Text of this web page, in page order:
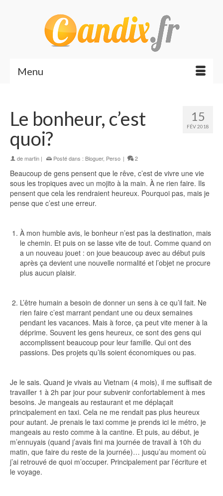
Menu
15
FÉV 2018
Le bonheur, c’est
quoi?
demartin | Posté dans : Bloguer, Perso | 2
Beaucoup de gens pensent que le rêve, c’est de vivre une vie
sous les tropiques avec un mojito à la main. À ne rien faire. Ils
pensent que cela les rendraient heureux. Pourquoi pas, mais je
pense que c’est une erreur.
À mon humble avis, le bonheur n’est pas la destination, mais
le chemin. Et puis on se lasse vite de tout. Comme quand on
a un nouveau jouet : on joue beaucoup avec au début puis
après ça devient une nouvelle normalité et l’objet ne procure
plus aucun plaisir.
L’être humain a besoin de donner un sens à ce qu’il fait. Ne
rien faire c’est marrant pendant une ou deux semaines
pendant les vacances. Mais à force, ça peut vite mener à la
déprime. Souvent les gens heureux, ce sont des gens qui
accomplissent beaucoup pour leur famille. Qui ont des
passions. Des projets qu’ils soient économiques ou pas.
Je le sais. Quand je vivais au Vietnam (4 mois), il me suffisait de
travailler 1 à 2h par jour pour subvenir confortablement à mes
besoins. Je mangeais au restaurant et me déplaçait
principalement en taxi. Cela ne me rendait pas plus heureux
pour autant. Je prenais le taxi comme je prends ici le métro, je
mangeais au resto comme à la cantine. Et puis, au début, je
m’ennuyais (quand j’avais fini ma journée de travail à 10h du
matin, que faire du reste de la journée)… jusqu’au moment où
j’ai retrouvé de quoi m’occuper. Principalement par l’écriture et
le voyage.